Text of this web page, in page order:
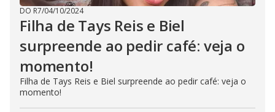
DO R7/04/10/2024
Filha de Tays Reis e Biel
surpreende ao pedir café: veja o
momento!
Filha de Tays Reis e Biel surpreende ao pedir café: veja o
momento!